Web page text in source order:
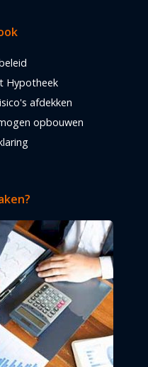
Hypotheek
afdekken
opbouwen